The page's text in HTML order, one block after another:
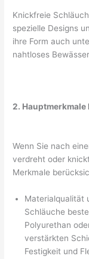
Knickfreie
spezielle Designs
ihre Form auch
nahtloses
2.
Wenn Sie nach
verdreht oder
Merkmale
Materialqualität
Schläuche
Polyurethan
verstärkten
Festigkeit und